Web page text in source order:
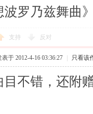
波罗乃兹舞曲
支持 反对
表于 2012-4-16 03:36:27 只看该
目不错，还附